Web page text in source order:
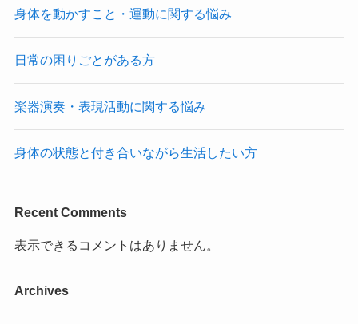
身体を動かすこと・運動に関する悩み
日常の困りごとがある方
楽器演奏・表現活動に関する悩み
身体の状態と付き合いながら生活したい方
Recent Comments
表示できるコメントはありません。
Archives